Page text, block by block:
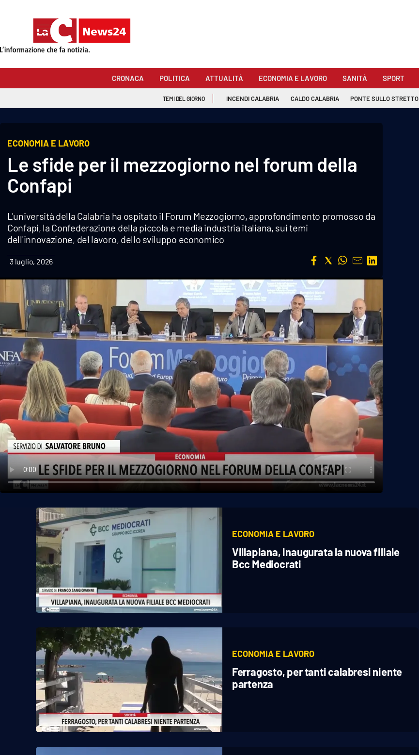
Sezioni
Attualità
Sanità
Cultura
Editoriali
Video
Ambiente
Cronaca
Cultura
Economia e Lavoro
Politica
Società
Rubriche
Good Morning Vietnam
Parchi Marini Calabria
Leggendo Alvaro insieme
Le perfidie di Antonella Grippo
Venti di comunicazione
Streaming
CRONACA POLITICA ATTUALITÀ ECONOMIA E LAVORO SANITÀ SPORT
TEMI DEL GIORNO INCENDI CALABRIA CALDO CALABRIA PONTE SULLO STRETTO
ECONOMIA E LAVORO
Le sfide per il mezzogiorno nel forum della
Confapi
L'università della Calabria ha ospitato il Forum Mezzogiorno, approfondimento promosso da
Confapi, la Confederazione della piccola e media industria italiana, sui temi
dell'innovazione, del lavoro, dello sviluppo economico
3 luglio, 2026
ECONOMIA E LAVORO
Villapiana, inaugurata la nuova filiale
Bcc Mediocrati
ECONOMIA E LAVORO
Ferragosto, per tanti calabresi niente
partenza